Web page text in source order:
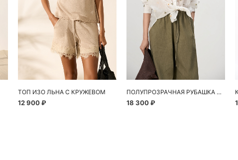
ТОП ИЗО ЛЬНА С КРУЖЕВОМ
12 900 ₽
ПОЛУПРОЗРАЧНАЯ РУБАШКА С РОМАШКАМИ
18 300 ₽